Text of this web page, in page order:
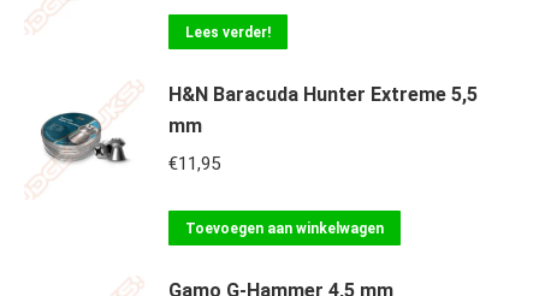
Lees verder!
H&N Baracuda Hunter Extreme 5,5
mm
€11,95
Toevoegen aan winkelwagen
Gamo G-Hammer 4,5 mm